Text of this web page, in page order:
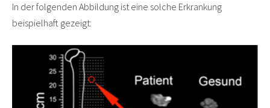
In der folgenden Abbildung ist eine solche Erkrankung
beispielhaft gezeigt: